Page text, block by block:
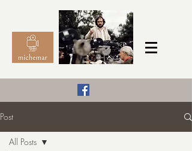
michemar
Post
All Posts